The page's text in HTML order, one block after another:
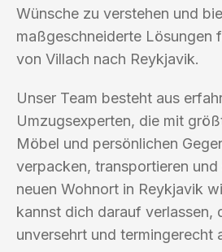
Wünsche zu verstehen und
maßgeschneiderte Lösungen
von Villach nach Reykjavik.
Unser Team besteht aus
Umzugsexperten, die mit
Möbel und persönlichen
verpacken, transportieren und
neuen Wohnort in Reykjavik
kannst dich darauf verlassen,
unversehrt und termingerecht